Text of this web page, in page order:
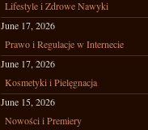
Lifestyle i Zdrowe Nawyki
June 17, 2026
Prawo i Regulacje w Internecie
June 17, 2026
Kosmetyki i Pielęgnacja
June 15, 2026
Nowości i Premiery